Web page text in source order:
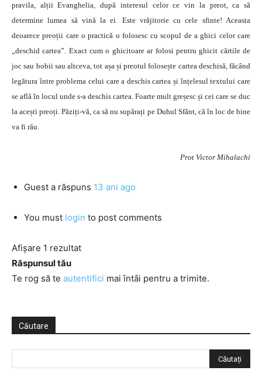
pravila, alții Evanghelia, după interesul celor ce vin la preot, ca să
determine lumea să vină la ei. Este vrăjitorie cu cele sfinte! Aceasta
deoarece preoții care o practică o folosesc cu scopul de a ghici celor care
„deschid cartea”. Exact cum o ghicitoare ar folosi pentru ghicit cărtile de
joc sau bobii sau altceva, tot așa și preotul folosește cartea deschisă, făcând
legătura între problema celui care a deschis cartea și înțelesul textului care
se află în locul unde s-a deschis cartea. Foarte mult greșesc și cei care se duc
la acești preoți. Păziți-vă, ca să nu supărați pe Duhul Sfânt, că în loc de bine
va fi rău.
Prot Victor Mihalachi
Guest a răspuns 13 ani ago
You must login to post comments
Afișare 1 rezultat
Răspunsul tău
Te rog să te autentifici mai întâi pentru a trimite.
Căutare